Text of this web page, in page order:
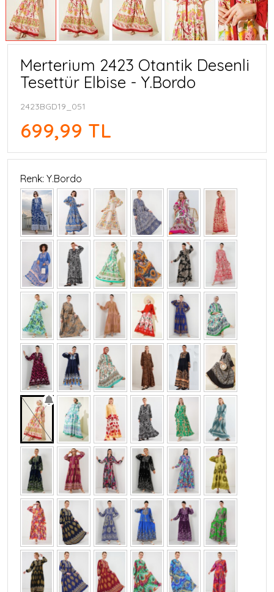
Merterium 2423 Otantik Desenli
Tesettür Elbise - Y.Bordo
2423BGD19_051
699,99 TL
Renk: Y.Bordo